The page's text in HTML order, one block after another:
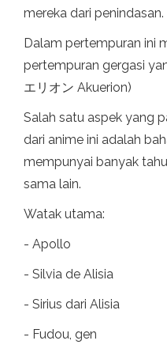
mereka dari penindasan.
Dalam pertempuran ini
pertempuran gergasi
エリオン Akuerion)
Salah satu aspek yang
dari anime ini adalah
mempunyai banyak
sama lain.
Watak utama:
- Apollo
- Silvia de Alisia
- Sirius dari Alisia
- Fudou, gen